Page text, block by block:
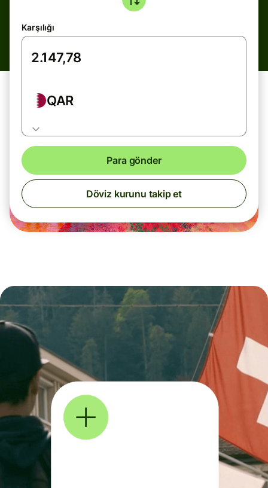
Karşılığı
QAR
Para gönder
Döviz kurunu takip et